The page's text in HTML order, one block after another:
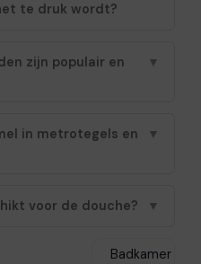
te druk wordt?
zijn populair en
▼
in metrotegels en
▼
voor de douche? ▼
Badkamer